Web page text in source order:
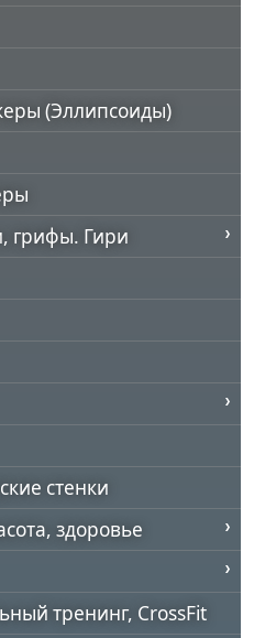
(Эллипсоиды)
грифы. Гири
стенки
здоровье
тренинг, CrossFit